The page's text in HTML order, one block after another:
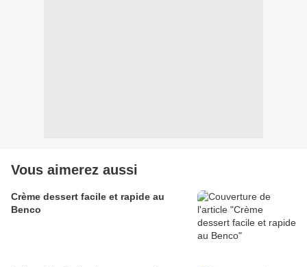
Vous aimerez aussi
Crème dessert facile et rapide au
Benco